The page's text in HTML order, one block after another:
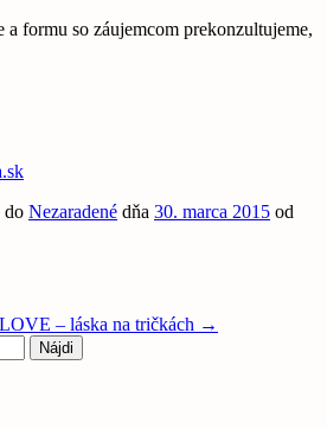
a formu so záujemcom prekonzultujeme,
do Nezaradené dňa 30. marca 2015 od
LOVE – láska na tričkách →